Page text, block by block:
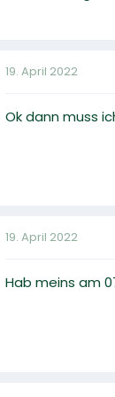
19. April 2022
Ok dann muss
19. April 2022
Hab meins am